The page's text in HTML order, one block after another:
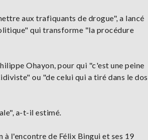
aux trafiquants de drogue", a lancé
qui transforme "la procédure
Ohayon, pour qui "c'est une peine
ou "de celui qui a tiré dans le dos
a-t-il estimé.
à l'encontre de Félix Bingui et ses 19